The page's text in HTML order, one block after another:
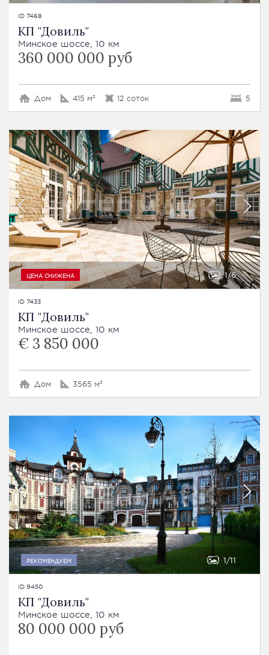
ID 7468
КП "Довиль"
Минское шоссе, 10 км
360 000 000 руб
Дом 415 м² 12 соток 5
ЦЕНА СНИЖЕНА 1 6
ID 7433
КП "Довиль"
Минское шоссе, 10 км
€ 3 850 000
Дом 3565 м²
РЕКОМЕНДУЕМ 1 11
ID 9450
КП "Довиль"
Минское шоссе, 10 км
80 000 000 руб